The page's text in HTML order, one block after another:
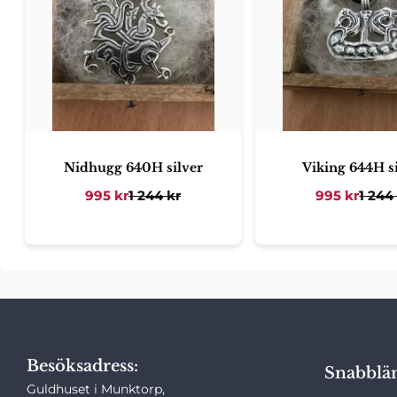
Nidhugg 640H silver
995 kr1 244kr
Viking 644H
995 kr1 244
Besöksadress:
Guldhuset i Munktorp,